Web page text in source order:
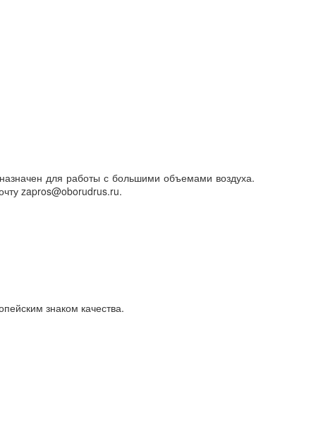
для работы с большими объемами воздуха.
zapros@oborudrus.ru.
знаком качества.